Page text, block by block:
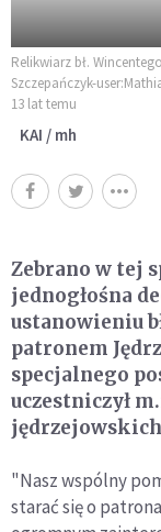
Relikwiarz bł.
Szczepańczyk-
13 lat temu
KAI / mh
Zebrano w tej
jednogłośna
ustanowieniu
patronem
specjalnego
uczestniczył
"Nasz wspólny
starać się o